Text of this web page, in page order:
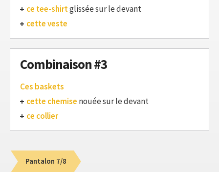
ce tee-shirtglissée sur le devant
cette veste
Combinaison #3
Ces baskets
cette chemise nouée sur le devant
ce collier
Pantalon 7/8